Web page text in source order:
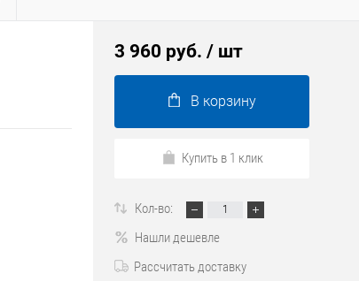
3 960 руб. / шт
В корзину
Купить в 1 клик
Кол-во:
Нашли дешевле
Рассчитать доставку